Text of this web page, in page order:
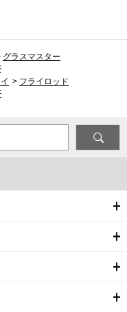
グラスマスター
> フライロッド